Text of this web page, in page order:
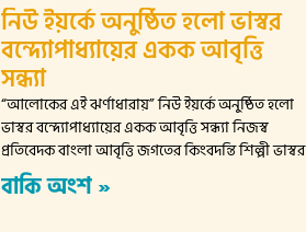
নিউ ইয়র্কে অনুষ্ঠিত হলো ভাস্বর
বন্দ্যোপাধ্যায়ের একক আবৃত্তি
সন্ধ্যা
“আলোকের এই ঝর্ণাধারায়” নিউ ইয়র্কে অনুষ্ঠিত হলো
ভাস্বর বন্দ্যোপাধ্যায়ের একক আবৃত্তি সন্ধ্যা নিজস্ব
প্রতিবেদক বাংলা আবৃত্তি জগতের কিংবদন্তি শিল্পী ভাস্বর
বাকি অংশ »